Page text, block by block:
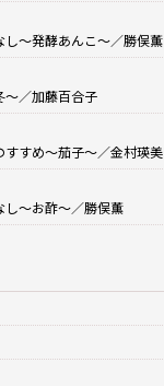
～発酵あんこ～／勝俣薫
～／加藤百合子
すめ～茄子～／金村瑛美
～お酢～／勝俣薫